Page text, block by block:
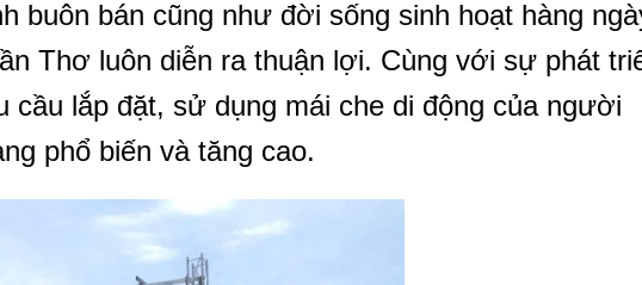
buôn bán cũng như đời sống sinh hoạt hàng
Thơ luôn diễn ra thuận lợi. Cùng với sự phát
cầu lắp đặt, sử dụng mái che di động của người
phổ biến và tăng cao.